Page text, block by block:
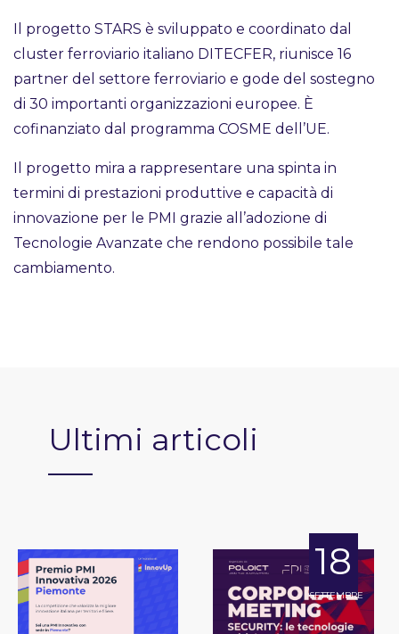
Il progetto STARS è sviluppato e coordinato dal
cluster ferroviario italiano DITECFER, riunisce 16
partner del settore ferroviario e gode del sostegno
di 30 importanti organizzazioni europee. È
cofinanziato dal programma COSME dell’UE.
Il progetto mira a rappresentare una spinta in
termini di prestazioni produttive e capacità di
innovazione per le PMI grazie all’adozione di
Tecnologie Avanzate che rendono possibile tale
cambiamento.
Ultimi articoli
18
SETTEMBRE